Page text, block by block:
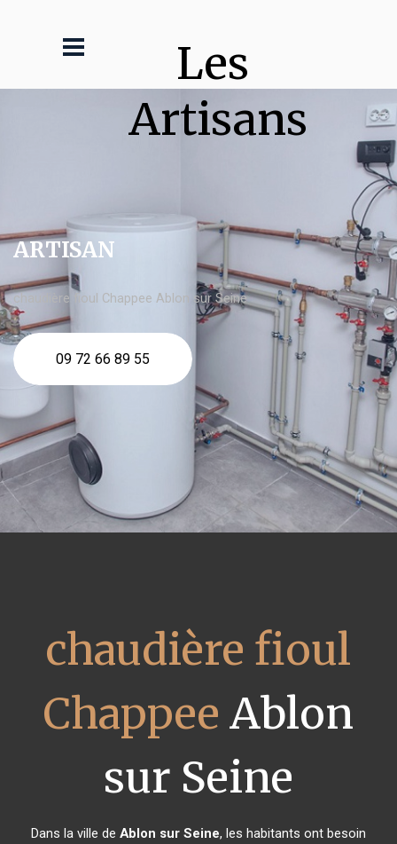
Les
Artisans
ARTISAN
chaudière fioul Chappee Ablon sur Seine
09 72 66 89 55
chaudière fioul
Chappee Ablon
sur Seine
Dans la ville de Ablon sur Seine, les habitants ont besoin